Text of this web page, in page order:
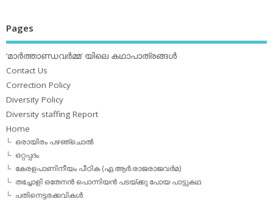
Pages
‘മാര്‍ത്താണ്ഡവര്‍മ്മ’ യിലെ കഥാപാത്രങ്ങള്‍
Contact Us
Correction Policy
Diversity Policy
Diversity staffing Report
Home
ഒരായിരം പഴഞ്ചൊല്‍
ഒറ്റപ്പദം
കേരളപാണിനീയം പീഠിക (എ.ആര്‍.രാജരാജവര്‍മ)
തച്ചോളി ഒതേനൻ പൊന്നിയൻ പടയ്‌ക്കു പോയ പാട്ടുകഥ
പതിനെട്ടരക്കവികള്‍